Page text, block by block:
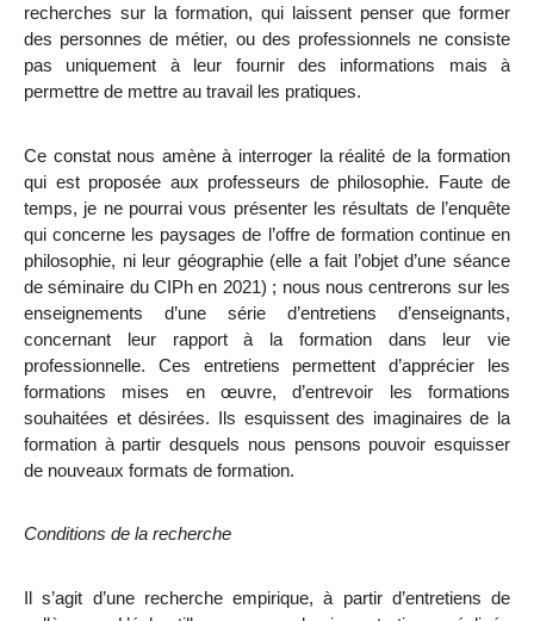
recherches sur la formation, qui laissent penser que former
des personnes de métier, ou des professionnels ne consiste
pas uniquement à leur fournir des informations mais à
permettre de mettre au travail les pratiques.
Ce constat nous amène à interroger la réalité de la formation
qui est proposée aux professeurs de philosophie. Faute de
temps, je ne pourrai vous présenter les résultats de l’enquête
qui concerne les paysages de l’offre de formation continue en
philosophie, ni leur géographie(elle a fait l’objet d’une séance
de séminaire du CIPh en 2021) ; nous nous centrerons sur les
enseignements d’une série d’entretiens d’enseignants,
concernant leur rapport à la formation dans leur vie
professionnelle. Ces entretiens permettent d’apprécier les
formations mises en œuvre, d’entrevoir les formations
souhaitées et désirées. Ils esquissentdes imaginaires de la
formation à partir desquels nous pensons pouvoir esquisser
de nouveaux formats de formation.
Conditions de la recherche
Il s’agit d’une recherche empirique, à partir d’entretiens de